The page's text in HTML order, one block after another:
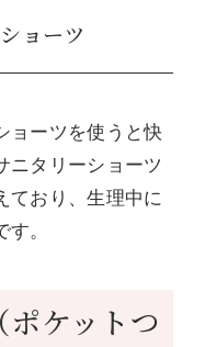
ョーツ
ョーツを使うと快
ニタリーショーツ
ており、生理中に
。
ケットつ